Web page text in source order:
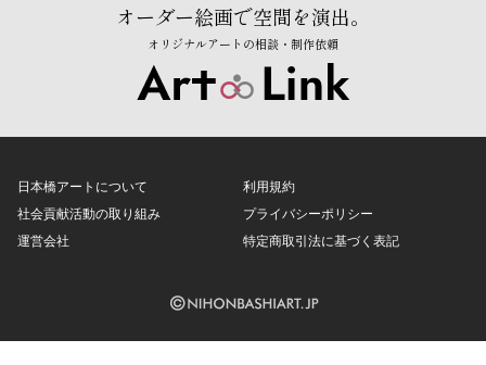
オーダー絵画で空間を演出。
オリジナルアートの相談・制作依頼
日本橋アートについて
社会貢献活動の取り組み
運営会社
利用規約
プライバシーポリシー
特定商取引法に基づく表記